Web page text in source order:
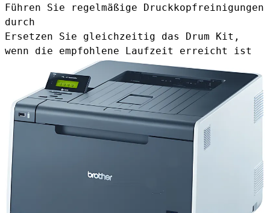
Führen Sie regelmäßige Druckkopfreinigungen
durch
Ersetzen Sie gleichzeitig das Drum Kit ,
wenn die empfohlene Laufzeit erreicht ist